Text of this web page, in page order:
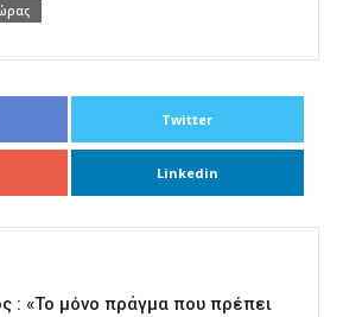
Twitter
Linkedin
: «Το μόνο πράγμα που πρέπει